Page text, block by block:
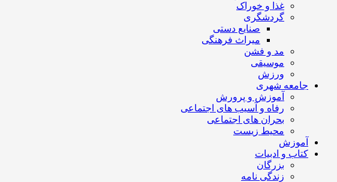
تهران
غذا و خوراک
گردشگری
صنایع دستی
میراث فرهنگی
مد و فشن
موسیقی
ورزش
جامعه شهری
آموزش و پرورش
رفاه و آسیب های اجتماعی
بحران های اجتماعی
محیط زیست
آموزش
کتاب و ادبیات
بزرگان
زندگی نامه